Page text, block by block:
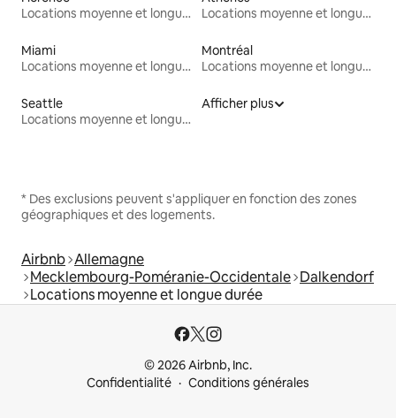
Locations moyenne et longue durée
Locations moyenne et longue durée
Miami
Locations moyenne et longue durée
Montréal
Locations moyenne et longue durée
Seattle
Locations moyenne et longue durée
Afficher plus
* Des exclusions peuvent s'appliquer en fonction des zones
géographiques et des logements.
Airbnb Allemagne
Mecklembourg-Poméranie-Occidentale Dalkendorf
Locations moyenne et longue durée
© 2026 Airbnb, Inc.
Confidentialité
Conditions générales